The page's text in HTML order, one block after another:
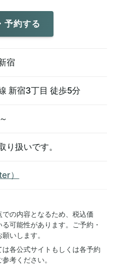
予約する
宿
新宿3丁目 徒歩5分
り扱いです。
）
の内容となるため、税込価
可能性があります。ご予約・
いします。
各公式サイトもしくは各予約
考ください。